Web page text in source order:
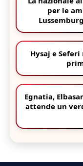
per le
Hysaj e
Egnatia,
attende un